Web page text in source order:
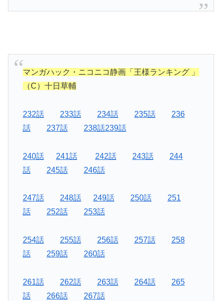
マンガハック・ニコニコ静画「王様ランキング 」
（C）十日草輔
232話 233話 234話 235話
236
話
237話 238話239話
240話 241話 242話 243話
244
話
245話 246話
247話 248話 249話 250話
251
話
252話 253話
254話 255話 256話 257話
258
話
259話 260話
261話 262話 263話 264話
265
話
266話 267話